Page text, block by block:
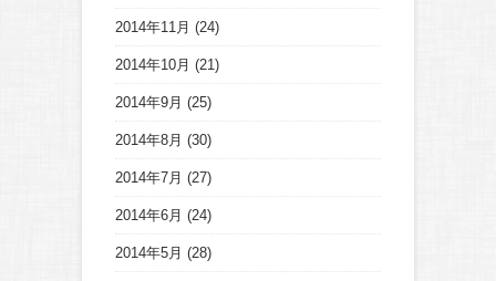
2014年11月 (24)
2014年10月 (21)
2014年9月 (25)
2014年8月 (30)
2014年7月 (27)
2014年6月 (24)
2014年5月 (28)